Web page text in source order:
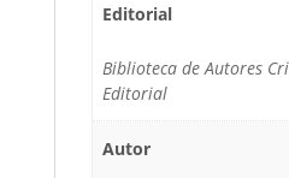
Editorial
Biblioteca de Autores
Editorial
Autor